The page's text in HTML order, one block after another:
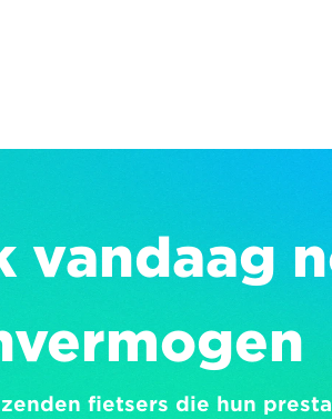
vandaag
fietsers die hun